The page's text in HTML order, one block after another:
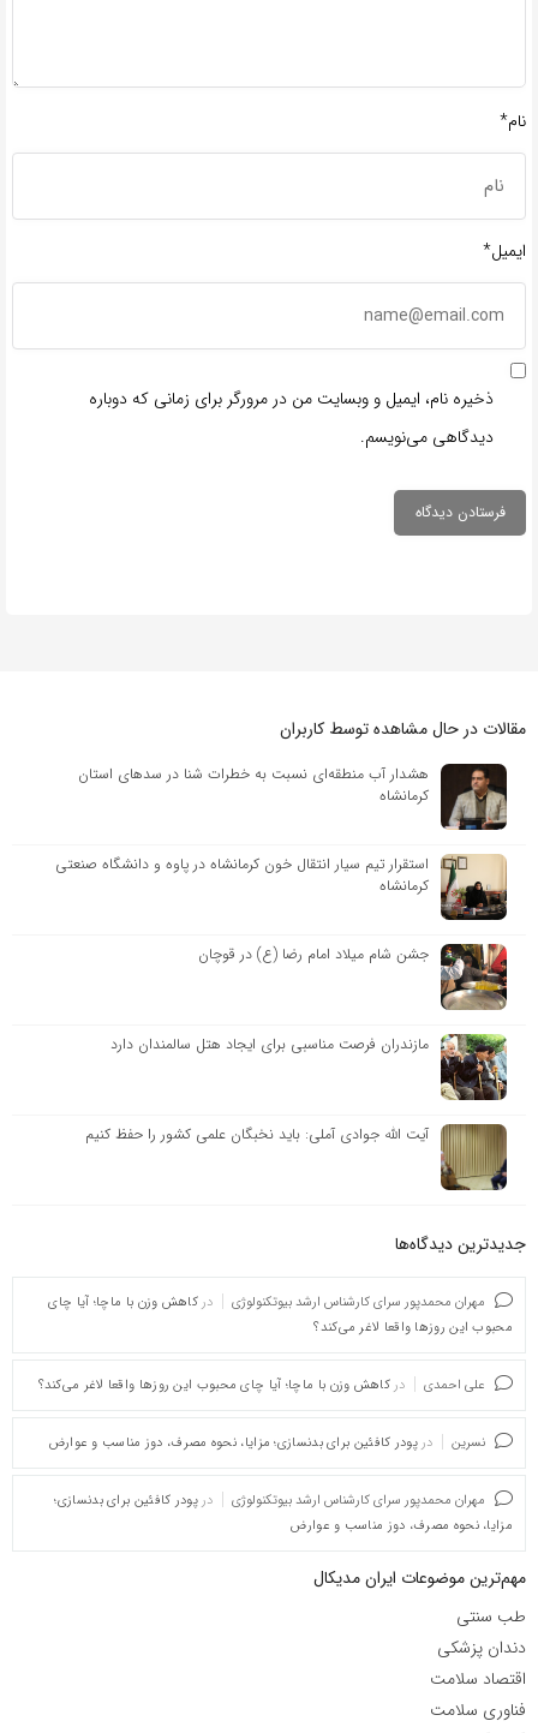
نام*
ایمیل*
ذخیره نام، ایمیل و وبسایت من در مرورگر برای زمانی که دوباره
دیدگاهی می‌نویسم.
مقالات در حال مشاهده توسط کاربران
هشدار آب منطقه‌ای نسبت به خطرات شنا در سدهای استان
کرمانشاه
استقرار تیم سیار انتقال خون کرمانشاه در پاوه و دانشگاه صنعتی
کرمانشاه
جشن شام میلاد امام رضا (ع) در قوچان
مازندران فرصت مناسبی برای ایجاد هتل سالمندان دارد
آیت الله جوادی آملی: باید نخبگان علمی کشور را حفظ کنیم
جدیدترین دیدگاه‌‌ها
مهران محمدپور سرای کارشناس ارشد بیوتکنولوژی در کاهش وزن با ماچا؛ آیا چای
محبوب این روزها واقعا لاغر می‌کند؟
علی احمدی در کاهش وزن با ماچا؛ آیا چای محبوب این روزها واقعا لاغر می‌کند؟
نسرین در پودر کافئین برای بدنسازی؛ مزایا، نحوه مصرف، دوز مناسب و عوارض
مهران محمدپور سرای کارشناس ارشد بیوتکنولوژی در پودر کافئین برای بدنسازی؛
مزایا، نحوه مصرف، دوز مناسب و عوارض
مهم‌ترین موضوعات ایران مدیکال
طب سنتی
دندان پزشکی
اقتصاد سلامت
فناوری سلامت